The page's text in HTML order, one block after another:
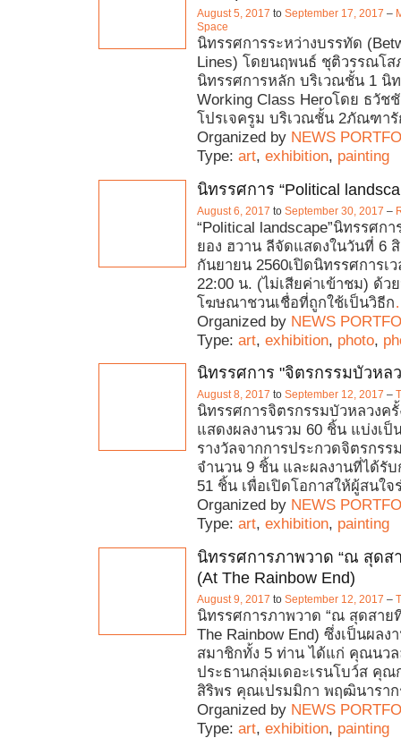
August 5, 2017 to September 17, 2017 –
Space
นิทรรศการระหว่างบรรทัด
Lines) โดยนฤพนธ์ ชุติวรรณโ
นิทรรศการหลัก บริเวณชั้น 1 นิ
Working Class Heroโดย ธวัช
โปรเจครูม บริเวณชั้น 2ภัณฑารั
Organized by NEWS
Type: art, exhibition, painting
นิทรรศการ “Political
August 6, 2017 to September 30, 2017 –
“Political landscape”นิทรรศก
ยอง ฮวาน ลีจัดแสดงในวันที่ 6
กันยายน 2560เปิดนิทรรศการเ
22:00 น. (ไม่เสียค่าเข้าชม) ด้ว
โฆษณาชวนเชื่อที่ถูกใช้เป็นวิธีก
Organized by NEWS
Type: art, exhibition, photo,
นิทรรศการ "จิตรกรรมบัวหล
August 8, 2017 to September 12, 2017 –
นิทรรศการจิตรกรรมบัวหลวงค
แสดงผลงานรวม 60 ชิ้น แบ่งเป็
รางวัลจากการประกวดจิตรกรร
จำนวน 9 ชิ้น และผลงานที่ได้รับ
51 ชิ้น เพื่อเปิดโอกาสให้ผู้สนใจ
Organized by NEWS
Type: art, exhibition, painting
นิทรรศการภาพวาด “ณ สุดส
(At The Rainbow End)
August 9, 2017 to September 12, 2017 –
นิทรรศการภาพวาด “ณ สุดสาย
The Rainbow End) ซึ่งเป็นผลง
สมาชิกทั้ง 5 ท่าน ได้แก่ คุณนว
ประธานกลุ่มเดอะเรนโบว์ส คุ
สิริพร คุณเปรมมิกา พฤฒินารา
Organized by NEWS
Type: art, exhibition, painting